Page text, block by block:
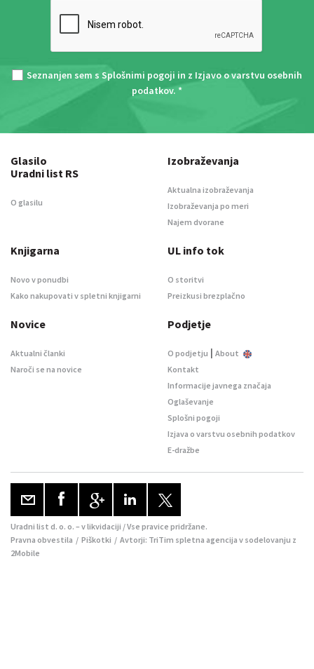
Seznanjen sem s Splošnimi pogoji in z Izjavo o varstvu osebnih
podatkov. *
Glasilo
Uradni list RS
O glasilu
Izobraževanja
Aktualna izobraževanja
Izobraževanja po meri
Najem dvorane
Knjigarna
Novo v ponudbi
Kako nakupovati v spletni knjigarni
UL info tok
O storitvi
Preizkusi brezplačno
Novice
Aktualni članki
Naroči se na novice
Podjetje
O podjetju | About
Kontakt
Informacije javnega značaja
Oglaševanje
Splošni pogoji
Izjava o varstvu osebnih podatkov
E-dražbe
Uradni list d. o. o. – v likvidaciji / Vse pravice pridržane.
Pravna obvestila / Piškotki / Avtorji: TriTim spletna agencija v sodelovanju z
2Mobile